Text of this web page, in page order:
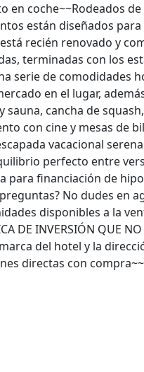
en coche~~Rodeados
están diseñados
recién renovado y
terminadas con los
serie de comodidades
en el lugar,
cancha de
con cine y mesas de
vacacional
perfecto entre
para financiación de
No dudes en
disponibles a la
DE INVERSIÓN QUE NO
del hotel y la
directas con compra~~